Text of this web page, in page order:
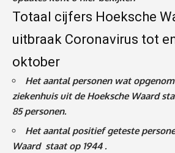
Totaal cijfers Hoeksche
uitbraak Coronavirus tot
oktober
Het aantal personen wat
ziekenhuis uit de Hoeksche Waard
85personen.
Het aantal positief geteste
Waard staat op 1944 .